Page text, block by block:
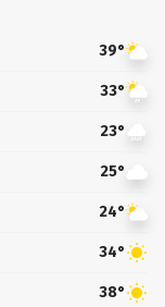
39°
33°
23°
25°
24°
34°
38°